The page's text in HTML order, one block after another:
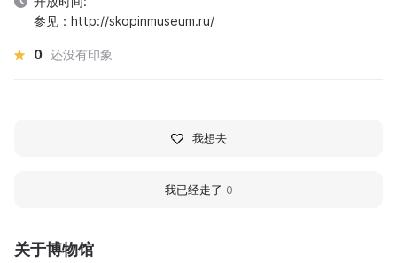
关于博物馆
参见：http://skopinmuseum.ru/
0 还没有印象
我想去
我已经走了 0